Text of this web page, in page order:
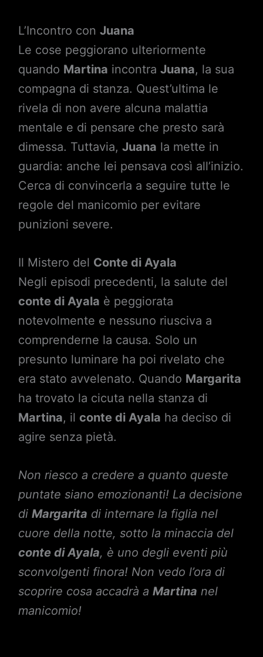
L’Incontro con Juana
Le cose peggiorano ulteriormente
quando Martina incontra Juana, la sua
compagna di stanza. Quest’ultima le
rivela di non avere alcuna malattia
mentale e di pensare che presto sarà
dimessa. Tuttavia, Juana la mette in
guardia: anche lei pensava così all’inizio.
Cerca di convincerla a seguire tutte le
regole del manicomio per evitare
punizioni severe.
Il Mistero del Conte di Ayala
Negli episodi precedenti, la salute del
conte di Ayala è peggiorata
notevolmente e nessuno riusciva a
comprenderne la causa. Solo un
presunto luminare ha poi rivelato che
era stato avvelenato. Quando Margarita
ha trovato la cicuta nella stanza di
Martina, il conte di Ayala ha deciso di
agire senza pietà.
Non riesco a credere a quanto queste
puntate siano emozionanti! La decisione
di Margarita di internare la figlia nel
cuore della notte, sotto la minaccia del
conte di Ayala, è uno degli eventi più
sconvolgenti finora! Non vedo l’ora di
scoprire cosa accadrà a Martina nel
manicomio!